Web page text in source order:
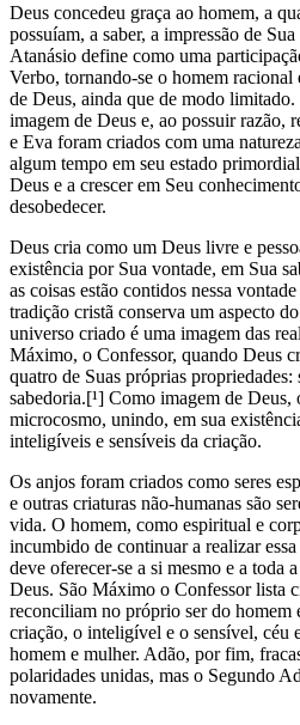
Deus concedeu graça ao homem, a
possuíam, a saber, a impressão de
Atanásio define como uma
Verbo, tornando-se o homem racional
de Deus, ainda que de modo
imagem de Deus e, ao possuir razão,
e Eva foram criados com uma
algum tempo em seu estado
Deus e a crescer em Seu
desobedecer.
Deus cria como um Deus livre e
existência por Sua vontade, em Sua
as coisas estão contidos nessa
tradição cristã conserva um aspecto
universo criado é uma imagem das
Máximo, o Confessor, quando Deus
quatro de Suas próprias propriedades:
sabedoria.[¹] Como imagem de
microcosmo, unindo, em sua
inteligíveis e sensíveis da criação.
Os anjos foram criados como seres
e outras criaturas não-humanas são
vida. O homem, como espiritual e
incumbido de continuar a realizar
deve oferecer-se a si mesmo e a toda
Deus. São Máximo o Confessor lista
reconciliam no próprio ser do homem
criação, o inteligível e o sensível, céu
homem e mulher. Adão, por fim,
polaridades unidas, mas o Segundo
novamente.